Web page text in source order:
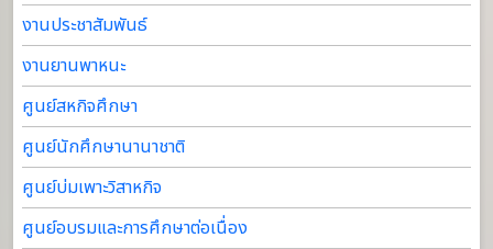
งานประชาสัมพันธ์
งานยานพาหนะ
ศูนย์สหกิจศึกษา
ศูนย์นักศึกษานานาชาติ
ศูนย์บ่มเพาะวิสาหกิจ
ศูนย์อบรมและการศึกษาต่อเนื่อง